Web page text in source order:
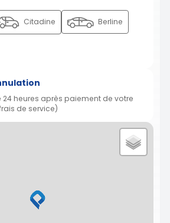
Citadine Berline
heures après paiement de votre
de service)